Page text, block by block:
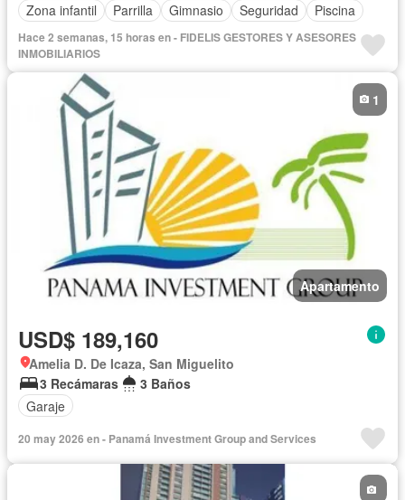
Zona infantil
Parrilla Gimnasio Seguridad Piscina
Hace 2 semanas, 15 horas en - FIDELIS GESTORES Y ASESORES
INMOBILIARIOS
Apartamento
1
USD$ 189,160
Amelia D. De Icaza, San Miguelito
3 Recámaras
3 Baños
Garaje
20 may 2026 en - Panamá Investment Group and Services